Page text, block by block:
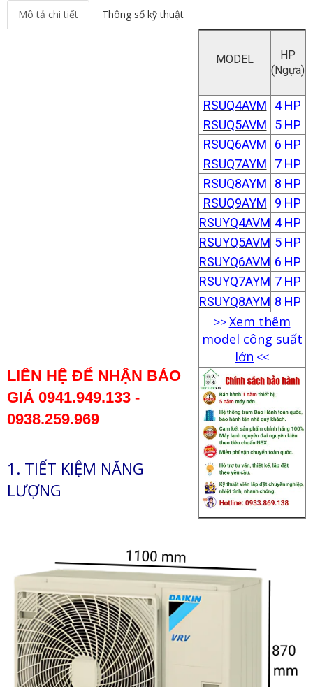
Mô tả chi tiết
Thông số kỹ thuật
MODEL
HP
(Ngựa)
RSUQ4AVM
4 HP
RSUQ5AVM
5 HP
RSUQ6AVM
6 HP
RSUQ7AYM
7 HP
RSUQ8AYM
8 HP
RSUQ9AYM
9 HP
RSUYQ4AVM 4 HP
RSUYQ5AVM 5 HP
RSUYQ6AVM 6 HP
RSUYQ7AYM 7 HP
RSUYQ8AYM 8 HP
>>Xem thêm
model công suất
lớn <<
LIÊN HỆ ĐỂ NHẬN BÁO
GIÁ 0941.949.133 -
0938.259.969
1. TIẾT KIỆM NĂNG
LƯỢNG